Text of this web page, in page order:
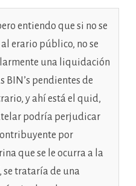
entiendo que si no se
erario público, no se
una liquidación
pendientes de
y ahí está el quid,
podría perjudicar
por
que se le ocurra a la
se trataría de una